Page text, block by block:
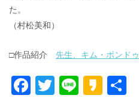
た。
（村松美和）
□作品紹介 先生、キム・ボンドゥ
F T Li K